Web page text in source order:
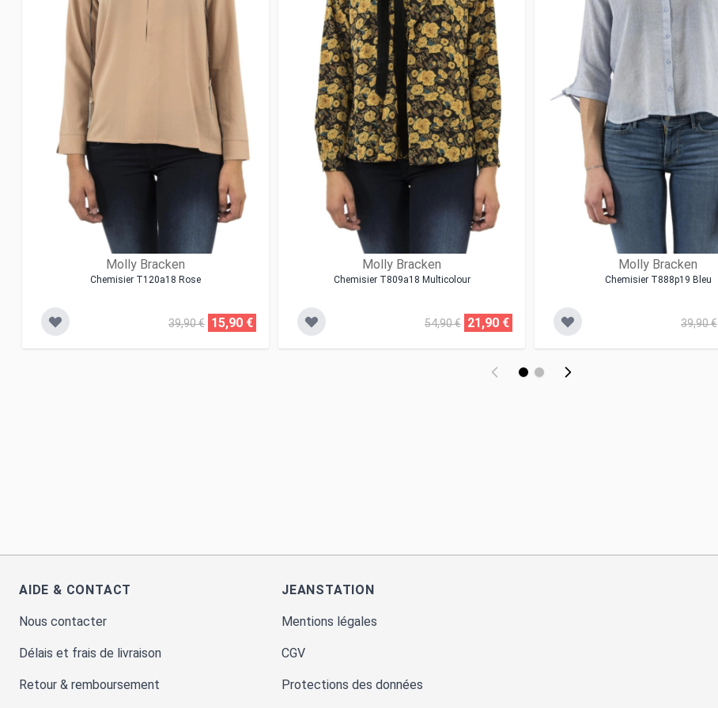
Molly Bracken
Chemisier T120a18 Rose
39,90 € 15,90 €
Molly Bracken
Chemisier T809a18 Multicolour
54,90 € 21,90 €
Molly Bracken
Chemisier T888p19 Bleu
39,90 €
AIDE & CONTACT
Nous contacter
Délais et frais de livraison
Retour & remboursement
JEANSTATION
Mentions légales
CGV
Protections des données